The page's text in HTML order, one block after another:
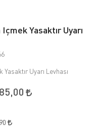
Yasaktır Uyarı
Uyarı Levhası
85,00